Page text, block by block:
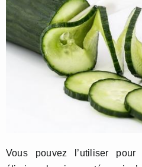
Vous pouvez l’utiliser